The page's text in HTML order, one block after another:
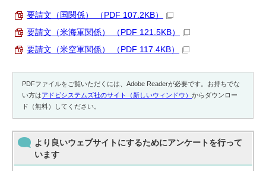
要請文（国関係） （PDF 107.2KB）
要請文（米海軍関係） （PDF 121.5KB）
要請文（米空軍関係） （PDF 117.4KB）
PDFファイルをご覧いただくには、Adobe Readerが必要です。お持ちでな
い方はアドビシステムズ社のサイト（新しいウィンドウ）からダウンロー
ド（無料）してください。
より良いウェブサイトにするためにアンケートを行って
います